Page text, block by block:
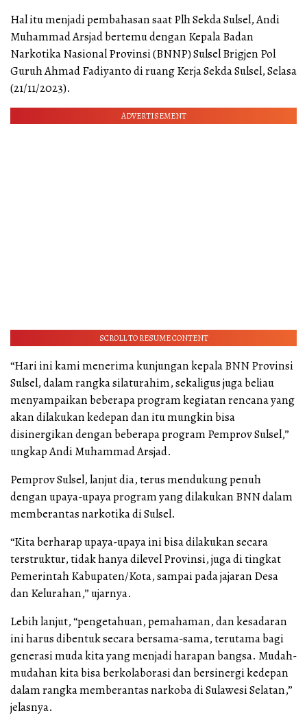
Hal itu menjadi pembahasan saat Plh Sekda Sulsel, Andi
Muhammad Arsjad bertemu dengan Kepala Badan
Narkotika Nasional Provinsi (BNNP) Sulsel Brigjen Pol
Guruh Ahmad Fadiyanto di ruang Kerja Sekda Sulsel, Selasa
(21/11/2023).
ADVERTISEMENT
SCROLL TO RESUME CONTENT
“Hari ini kami menerima kunjungan kepala BNN Provinsi
Sulsel, dalam rangka silaturahim, sekaligus juga beliau
menyampaikan beberapa program kegiatan rencana yang
akan dilakukan kedepan dan itu mungkin bisa
disinergikan dengan beberapa program Pemprov Sulsel,”
ungkap Andi Muhammad Arsjad.
Pemprov Sulsel, lanjut dia, terus mendukung penuh
dengan upaya-upaya program yang dilakukan BNN dalam
memberantas narkotika di Sulsel.
“Kita berharap upaya-upaya ini bisa dilakukan secara
terstruktur, tidak hanya dilevel Provinsi, juga di tingkat
Pemerintah Kabupaten/Kota, sampai pada jajaran Desa
dan Kelurahan,” ujarnya.
Lebih lanjut, “pengetahuan, pemahaman, dan kesadaran
ini harus dibentuk secara bersama-sama, terutama bagi
generasi muda kita yang menjadi harapan bangsa. Mudah-
mudahan kita bisa berkolaborasi dan bersinergi kedepan
dalam rangka memberantas narkoba di Sulawesi Selatan,”
jelasnya.